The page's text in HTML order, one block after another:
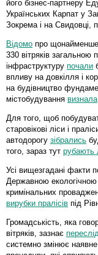
його бізнес-партнеру
Українських Карпат у
Зокрема і на Свидовці,
Відомо про щонайменше
330 вітряків
інфраструктуру почали
впливу на довкілля і
на будівництво
містобудування визнала
Для того, щоб
старовікові ліси і
автодорогу зібрались
того, зараз тут рубають
Усі вищезгадані факти
Державною екологічною
кримінальних
вирубки пралісів під
Громадськість, яка
вітряків, зазнає
системно змінює наявне